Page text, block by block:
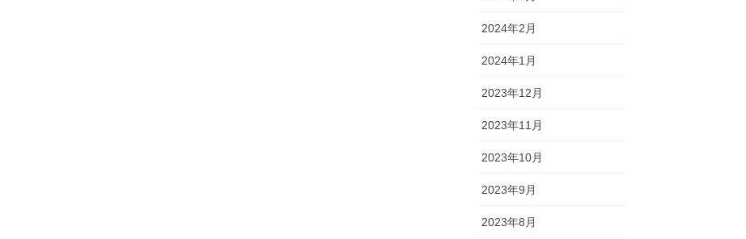
2024年2月
2024年1月
2023年12月
2023年11月
2023年10月
2023年9月
2023年8月